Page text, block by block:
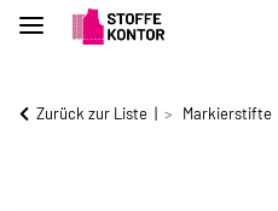
Zurück zur Liste Markierstifte